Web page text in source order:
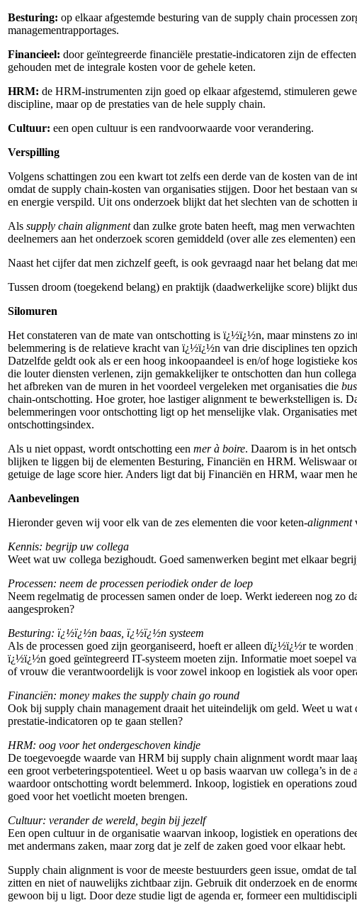
Besturing: op elkaar afgestemde besturing van de supply chain processen
managementrapportages.
Financieel: door geïntegreerde financiële prestatie-indicatoren zijn de
gehouden met de integrale kosten voor de gehele keten.
HRM: de HRM-instrumenten zijn goed op elkaar afgestemd, stimuleren
discipline, maar op de prestaties van de hele supply chain.
Cultuur: een open cultuur is een randvoorwaarde voor verandering.
Verspilling
Volgens schattingen zou een kwart tot zelfs een derde van de kosten van de
omdat de supply chain-kosten van organisaties stijgen. Door het bestaan
en energie verspild. Uit ons onderzoek blijkt dat het slechten van de
Als supply chain alignmentdan zulke grote baten heeft, mag men
deelnemers aan het onderzoek scoren gemiddeld (over alle zes elementen)
Naast het cijfer dat men zichzelf geeft, is ook gevraagd naar het belang dat
Tussen droom (toegekend belang) en praktijk (daadwerkelijke score) blijkt
Silomuren
Het constateren van de mate van ontschotting is ï¿½ï¿½n, maar minstens zo
belemmering is de relatieve kracht van ï¿½ï¿½n van drie disciplines ten
Datzelfde geldt ook als er een hoog inkoopaandeel is en/of hoge logistieke
die louter diensten verlenen, zijn gemakkelijker te ontschotten dan hun
het afbreken van de muren in het voordeel vergeleken met organisaties die
chain-ontschotting. Hoe groter, hoe lastiger alignment te bewerkstelligen is.
belemmeringen voor ontschotting ligt op het menselijke vlak. Organisaties
ontschottingsindex.
Als u niet oppast, wordt ontschotting een mer à boire. Daarom is in het
blijken te liggen bij de elementen Besturing, Financiën en HRM. Weliswaar
getuige de lage score hier. Anders ligt dat bij Financiën en HRM, waar men
Aanbevelingen
Hieronder geven wij voor elk van de zes elementen die voor keten-alignment
Kennis: begrijp uw collega
Weet wat uw collega bezighoudt. Goed samenwerken begint met elkaar
Processen: neem de processen periodiek onder de loep
Neem regelmatig de processen samen onder de loep. Werkt iedereen nog
aangesproken?
Besturing: ï¿½ï¿½n baas, ï¿½ï¿½n systeem
Als de processen goed zijn georganiseerd, hoeft er alleen dï¿½ï¿½r te
ï¿½ï¿½n goed geïntegreerd IT-systeem moeten zijn. Informatie moet soepel
of vrouw die verantwoordelijk is voor zowel inkoop en logistiek als voor
Financiën: money makes the supply chain go round
Ook bij supply chain management draait het uiteindelijk om geld. Weet u
prestatie-indicatoren op te gaan stellen?
HRM: oog voor het ondergeschoven kindje
De toegevoegde waarde van HRM bij supply chain alignment wordt maar
een groot verbeteringspotentieel. Weet u op basis waarvan uw collega’s in
waardoor ontschotting wordt belemmerd. Inkoop, logistiek en operations
goed voor het voetlicht moeten brengen.
Cultuur: verander de wereld, begin bij jezelf
Een open cultuur in de organisatie waarvan inkoop, logistiek en operations
met andermans zaken, maar zorg dat je zelf de zaken goed voor elkaar hebt.
Supply chain alignment is voor de meeste bestuurders geen issue, omdat de
zitten en niet of nauwelijks zichtbaar zijn. Gebruik dit onderzoek en de
gewoon bij u ligt. Door deze studie ligt de agenda er, formeer een